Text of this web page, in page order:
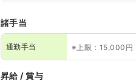
諸手当
通勤手当 ※上限：15,000円
昇給 / 賞与